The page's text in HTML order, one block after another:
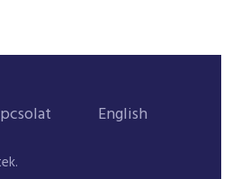
English